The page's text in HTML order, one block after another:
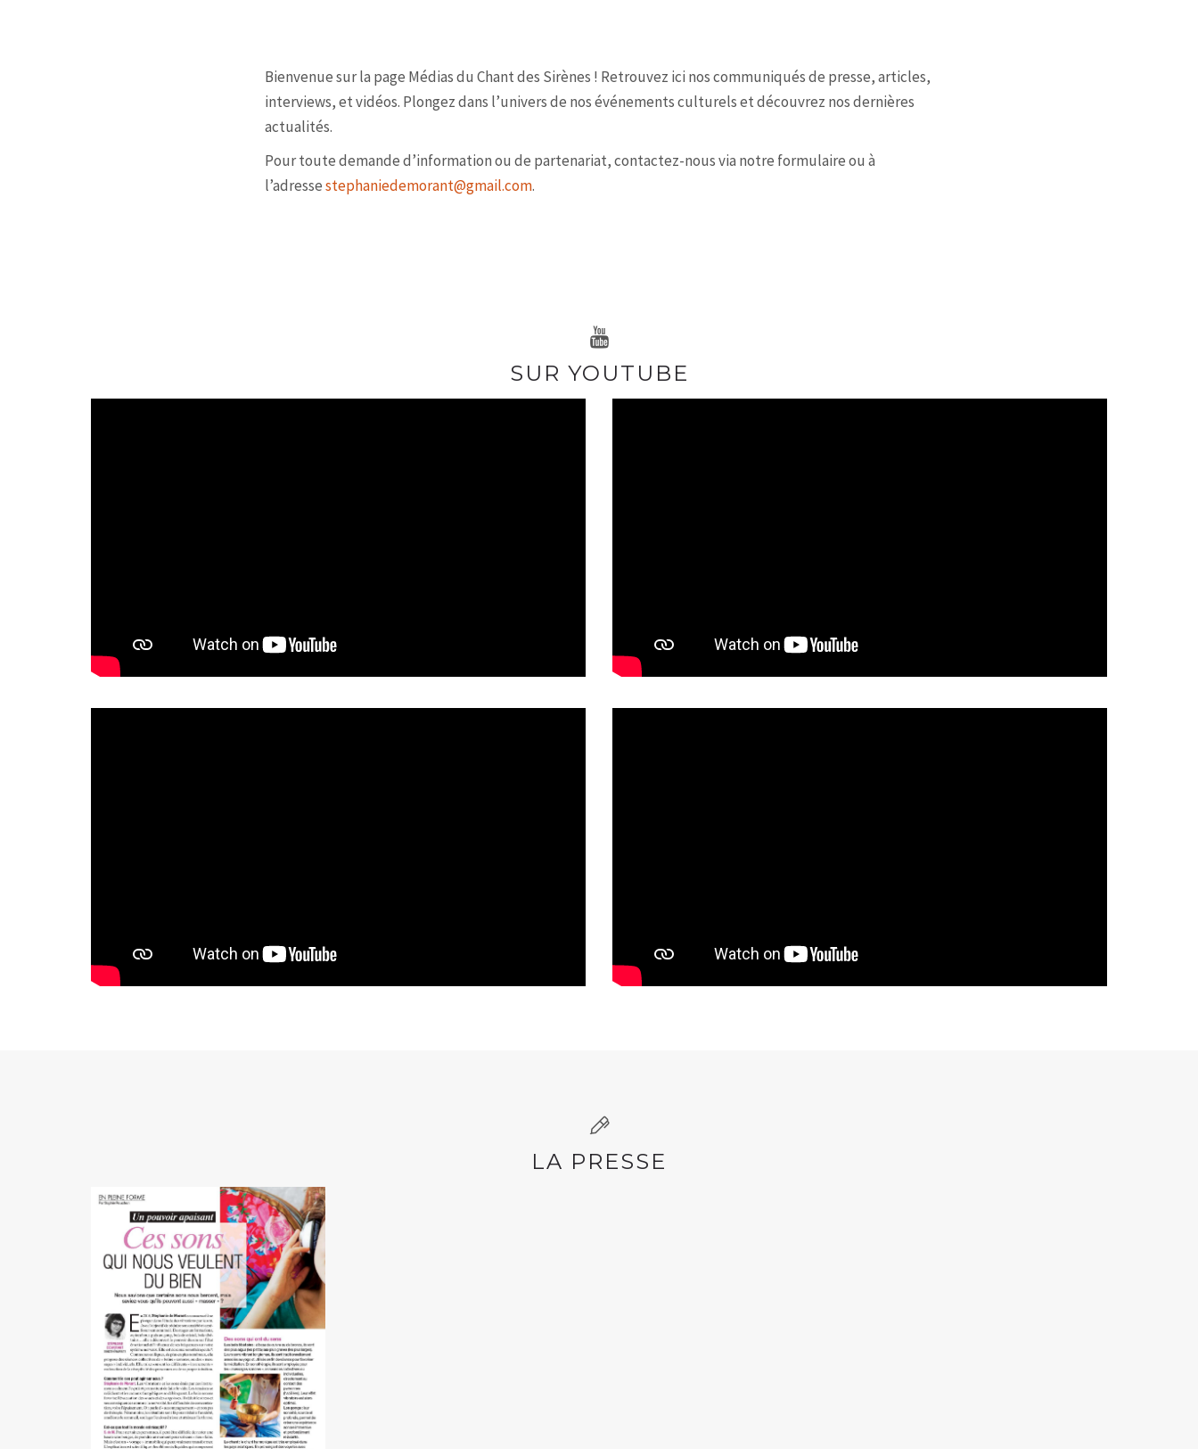
Bienvenue sur la page Médias du Chant des Sirènes ! Retrouvez ici nos communiqués de presse, articles,
interviews, et vidéos. Plongez dans l’univers de nos événements culturels et découvrez nos dernières
actualités.
Pour toute demande d’information ou de partenariat, contactez-nous via notre formulaire ou à
l’adressestephaniedemorant@gmail.com.
SUR YOUTUBE
LA PRESSE